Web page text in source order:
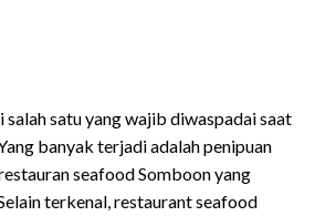
satu yang wajib diwaspadai saat
banyak terjadi adalah penipuan
seafood Somboon yang
terkenal, restaurant seafood